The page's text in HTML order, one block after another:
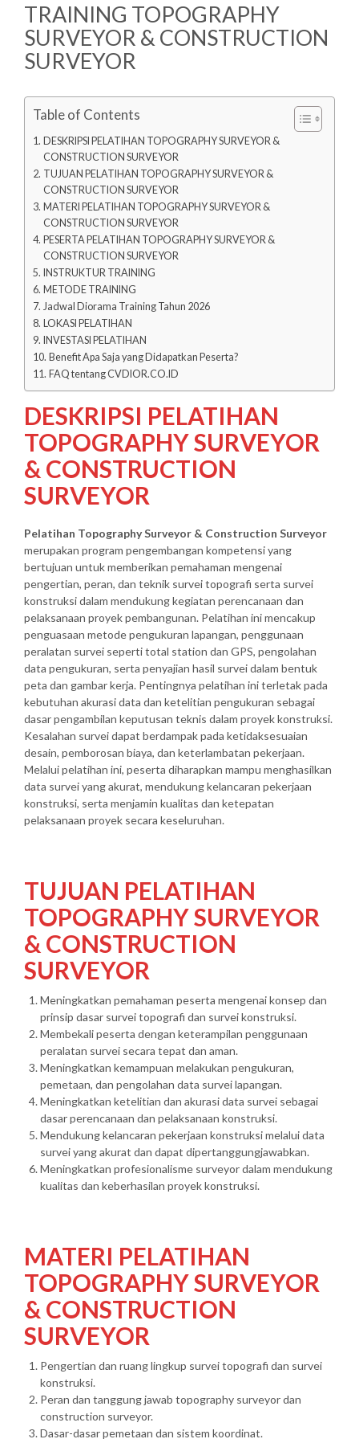
TRAINING TOPOGRAPHY
SURVEYOR & CONSTRUCTION
SURVEYOR
Table of Contents
DESKRIPSI PELATIHAN TOPOGRAPHY SURVEYOR &
CONSTRUCTION SURVEYOR
TUJUAN PELATIHAN TOPOGRAPHY SURVEYOR &
CONSTRUCTION SURVEYOR
MATERI PELATIHAN TOPOGRAPHY SURVEYOR &
CONSTRUCTION SURVEYOR
PESERTA PELATIHAN TOPOGRAPHY SURVEYOR &
CONSTRUCTION SURVEYOR
INSTRUKTUR TRAINING
METODE TRAINING
Jadwal Diorama Training Tahun 2026
LOKASI PELATIHAN
INVESTASI PELATIHAN
Benefit Apa Saja yang Didapatkan Peserta?
FAQ tentang CVDIOR.CO.ID
DESKRIPSI PELATIHAN
TOPOGRAPHY SURVEYOR
& CONSTRUCTION
SURVEYOR
Pelatihan Topography Surveyor & Construction Surveyor
merupakan program pengembangan kompetensi yang
bertujuan untuk memberikan pemahaman mengenai
pengertian, peran, dan teknik survei topografi serta survei
konstruksi dalam mendukung kegiatan perencanaan dan
pelaksanaan proyek pembangunan. Pelatihan ini mencakup
penguasaan metode pengukuran lapangan, penggunaan
peralatan survei seperti total station dan GPS, pengolahan
data pengukuran, serta penyajian hasil survei dalam bentuk
peta dan gambar kerja. Pentingnya pelatihan ini terletak pada
kebutuhan akurasi data dan ketelitian pengukuran sebagai
dasar pengambilan keputusan teknis dalam proyek konstruksi.
Kesalahan survei dapat berdampak pada ketidaksesuaian
desain, pemborosan biaya, dan keterlambatan pekerjaan.
Melalui pelatihan ini, peserta diharapkan mampu menghasilkan
data survei yang akurat, mendukung kelancaran pekerjaan
konstruksi, serta menjamin kualitas dan ketepatan
pelaksanaan proyek secara keseluruhan.
TUJUAN PELATIHAN
TOPOGRAPHY SURVEYOR
& CONSTRUCTION
SURVEYOR
Meningkatkan pemahaman peserta mengenai konsep dan
prinsip dasar survei topografi dan survei konstruksi.
Membekali peserta dengan keterampilan penggunaan
peralatan survei secara tepat dan aman.
Meningkatkan kemampuan melakukan pengukuran,
pemetaan, dan pengolahan data survei lapangan.
Meningkatkan ketelitian dan akurasi data survei sebagai
dasar perencanaan dan pelaksanaan konstruksi.
Mendukung kelancaran pekerjaan konstruksi melalui data
survei yang akurat dan dapat dipertanggungjawabkan.
Meningkatkan profesionalisme surveyor dalam mendukung
kualitas dan keberhasilan proyek konstruksi.
MATERI PELATIHAN
TOPOGRAPHY SURVEYOR
& CONSTRUCTION
SURVEYOR
Pengertian dan ruang lingkup survei topografi dan survei
konstruksi.
Peran dan tanggung jawab topography surveyor dan
construction surveyor.
Dasar-dasar pemetaan dan sistem koordinat.